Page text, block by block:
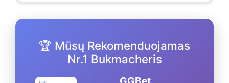
🏆 Mūsų Rekomenduojamas
Nr.1 Bukmacheris